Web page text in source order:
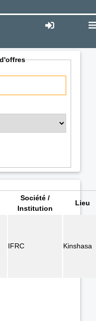
Société /
Institution
Lieu
IFRC Kinshasa